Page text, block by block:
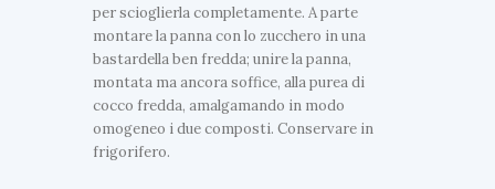
per scioglierla completamente. A parte
montare la panna con lo zucchero in una
bastardella ben fredda; unire la panna,
montata ma ancora soffice, alla purea di
cocco fredda, amalgamando in modo
omogeneo i due composti. Conservare in
frigorifero.